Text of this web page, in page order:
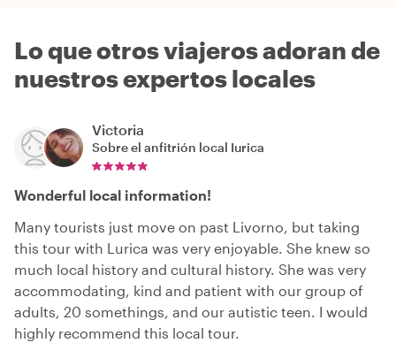
Lo que otros viajeros adoran de
nuestros expertos locales
Victoria
Sobre el anfitrión local Iurica
Wonderful local information!
Many tourists just move on past Livorno, but taking
this tour with Lurica was very enjoyable. She knew so
much local history and cultural history. She was very
accommodating, kind and patient with our group of
adults, 20 somethings, and our autistic teen. I would
highly recommend this local tour.